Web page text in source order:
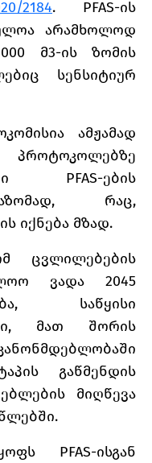
2184. PFAS-ის
არამხოლოდ
მ3-ის ზომის
სენსიტიურ
ამჟამად
პროტოკოლებზე
PFAS-ების
რაც,
იქნება მზად.
ცვლილებების
ვადა 2045
საწყისი
მათ შორის
გაწმენდის
მიღწევა
PFAS-ისგან